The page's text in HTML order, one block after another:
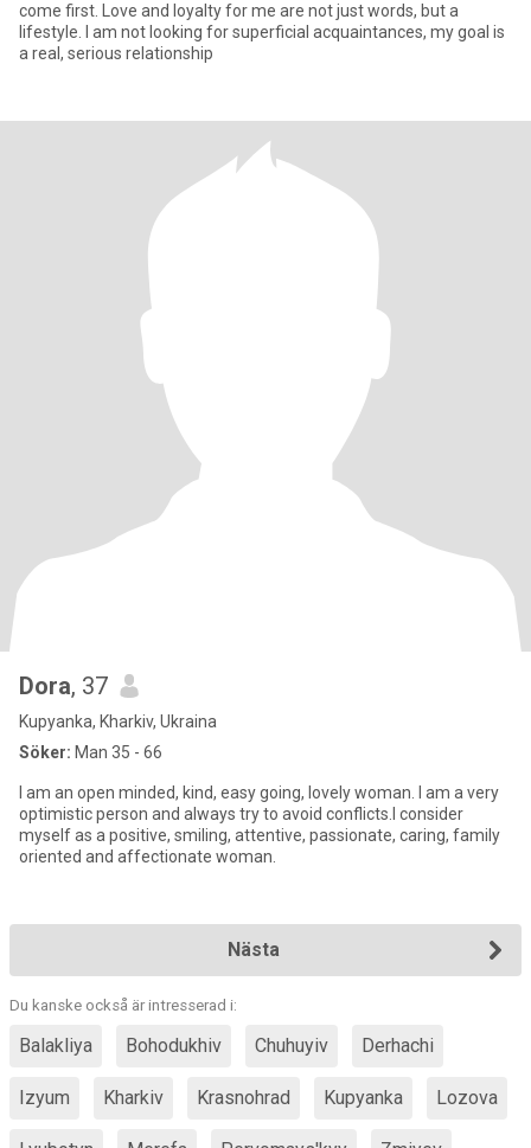
come first. Love and loyalty for me are not just words, but a
lifestyle. I am not looking for superficial acquaintances, my goal is
a real, serious relationship
Dora, 37
Kupyanka, Kharkiv, Ukraina
Söker: Man 35 - 66
I am an open minded, kind, easy going, lovely woman. I am a very
optimistic person and always try to avoid conflicts.I consider
myself as a positive, smiling, attentive, passionate, caring, family
oriented and affectionate woman.
Nästa
Du kanske också är intresserad i:
Balakliya Bohodukhiv Chuhuyiv Derhachi
Izyum Kharkiv Krasnohrad Kupyanka Lozova